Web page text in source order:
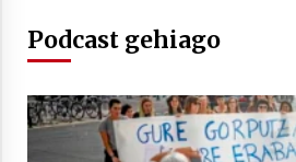
EHZtik
2021/07/01
Podcast gehiago